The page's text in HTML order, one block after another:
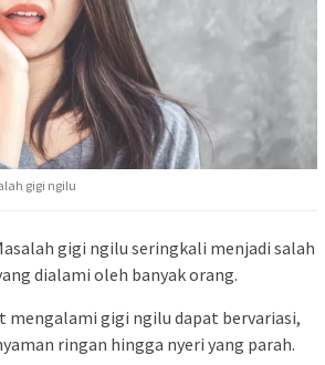
gigi ngilu
gigi ngilu seringkali menjadi salah
dialami oleh banyak orang.
mengalami gigi ngilu dapat bervariasi,
ringan hingga nyeri yang parah.